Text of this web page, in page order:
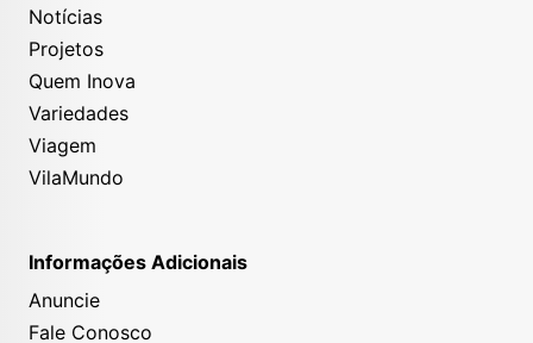
Notícias
Projetos
Quem Inova
Variedades
Viagem
VilaMundo
Informações Adicionais
Anuncie
Fale Conosco